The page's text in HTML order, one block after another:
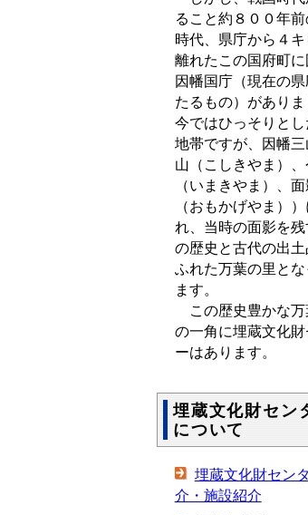
ること約８００年前
時代、県庁から４
離れたこの国府町
因幡国庁（現在の
たるもの）がありま
今ではひっそりとし
地帯ですが、因幡三
山（こしきやま）
（いまきやま）、
（おもかげやま））
れ、当時の面影を
の歴史と古代の出土
ふれた万葉の里とな
ます。
この歴史豊かな万
の一角に埋蔵文化財
ーはあります。
埋蔵文化財セン
について
埋蔵文化財セン
介・施設紹介